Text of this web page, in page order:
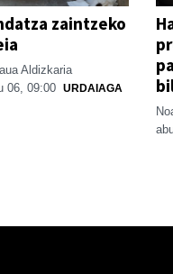
zaintzeko
Aldizkaria
06, 09:00 URDAIAGA